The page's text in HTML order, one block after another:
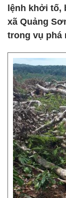
lệnh khởi tố,
xã Quảng
trong vụ phá